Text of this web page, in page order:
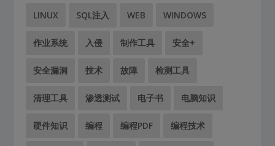
LINUX SQL注入 WEB WINDOWS
作业系统 入侵 制作工具 安全+
安全漏洞 技术 故障 检测工具
清理工具 渗透测试 电子书 电脑知识
硬件知识 编程 编程PDF 编程技术